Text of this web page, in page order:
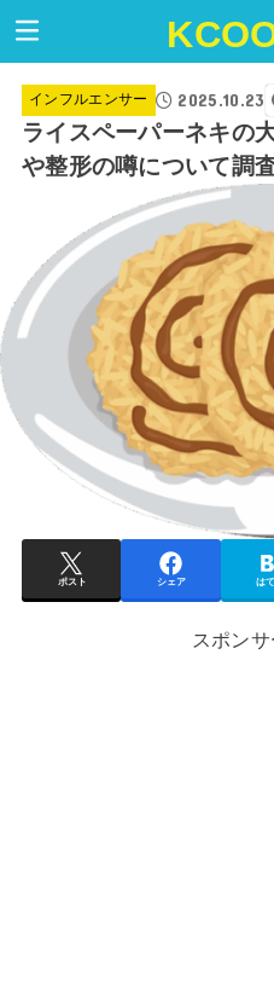
インフルエンサー 2025.10.23
ライスペーパーネキの
や整形の噂について調査
ポスト シェア は
スポン